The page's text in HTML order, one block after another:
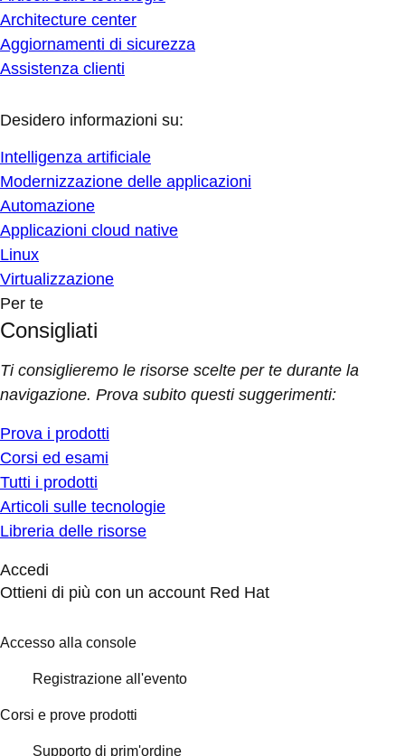
Architecture center
Aggiornamenti di sicurezza
Assistenza clienti
Desidero informazioni su:
Intelligenza artificiale
Modernizzazione delle applicazioni
Automazione
Applicazioni cloud native
Linux
Virtualizzazione
Per te
Consigliati
Ti consiglieremo le risorse scelte per te durante la
navigazione. Prova subito questi suggerimenti:
Prova i prodotti
Corsi ed esami
Tutti i prodotti
Articoli sulle tecnologie
Libreria delle risorse
Accedi
Ottieni di più con un account Red Hat
Accesso alla console
Registrazione all'evento
Corsi e prove prodotti
Supporto di prim'ordine